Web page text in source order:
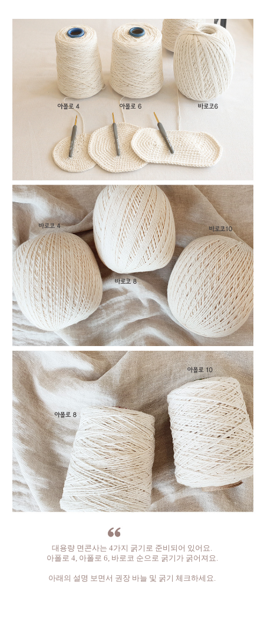
대용량 면콘사는 4가지 굵기로 준비되어 있어요.
아폴로 4, 아폴로 6, 바로코 순으로 굵기가 굵어져요.
아래의 설명 보면서 권장 바늘 및 굵기 체크하세요.